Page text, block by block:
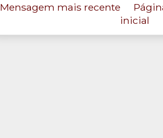
Mensagem mais recente
inicial